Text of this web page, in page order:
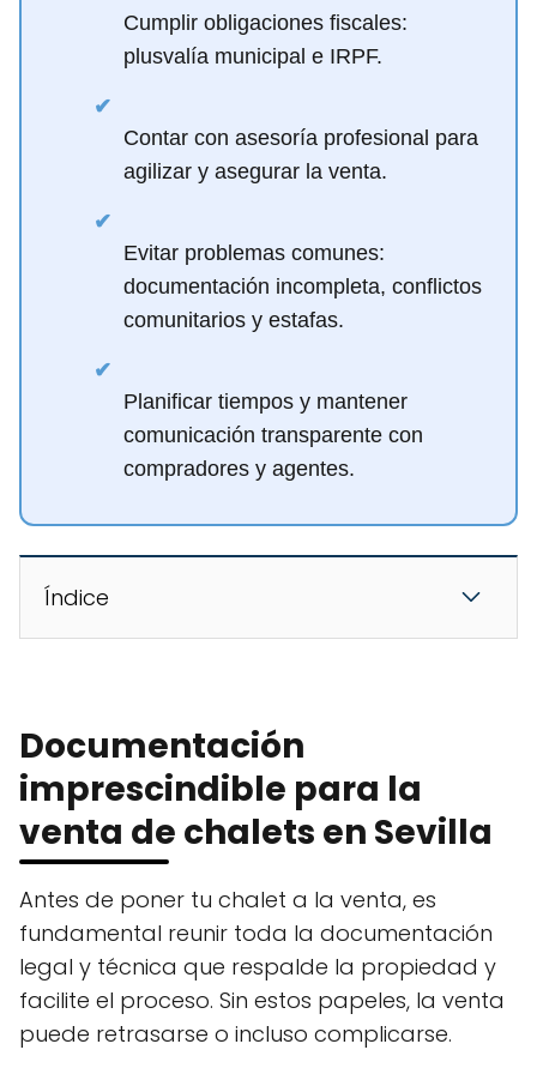
Cumplir obligaciones fiscales:
plusvalía municipal e IRPF.
✔
Contar con asesoría profesional para
agilizar y asegurar la venta.
✔
Evitar problemas comunes:
documentación incompleta, conflictos
comunitarios y estafas.
✔
Planificar tiempos y mantener
comunicación transparente con
compradores y agentes.
Índice
Documentación
imprescindible para la
venta de chalets en Sevilla
Antes de poner tu chalet a la venta, es
fundamental reunir toda la documentación
legal y técnica que respalde la propiedad y
facilite el proceso. Sin estos papeles, la venta
puede retrasarse o incluso complicarse.